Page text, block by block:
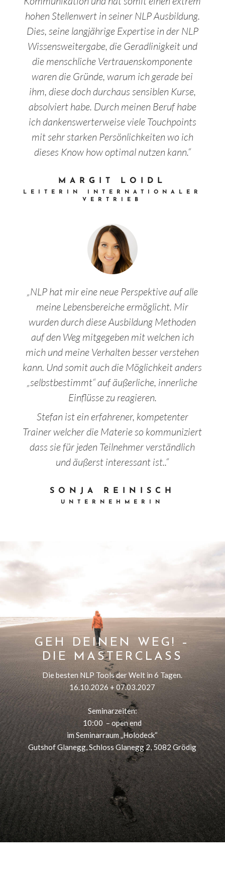
hohen Stellenwert in seiner NLP Ausbildung.
Dies, seine langjährige Expertise in der NLP
Wissensweitergabe, die Geradlinigkeit und
die menschliche Vertrauenskomponente
waren die Gründe, warum ich gerade bei
ihm, diese doch durchaus sensiblen Kurse,
absolviert habe. Durch meinen Beruf habe
ich dankenswerterweise viele Touchpoints
mit sehr starken Persönlichkeiten wo ich
dieses Know how optimal nutzen kann.“
MARGIT LOIDL
LEITERIN INTERNATIONALER
VERTRIEB
„NLP hat mir eine neue Perspektive auf alle
meine Lebensbereiche ermöglicht. Mir
wurden durch diese Ausbildung Methoden
auf den Weg mitgegeben mit welchen ich
mich und meine Verhalten besser verstehen
kann. Und somit auch die Möglichkeit anders
„selbstbestimmt“ auf äußerliche, innerliche
Einflüsse zu reagieren.
Stefan ist ein erfahrener, kompetenter
Trainer welcher die Materie so kommuniziert
dass sie für jeden Teilnehmer verständlich
und äußerst interessant ist..“
SONJA REINISCH
UNTERNEHMERIN
GEH DEINEN WEG! –
DIE MASTERCLASS
Die besten NLP Tools der Welt in 6 Tagen.
16.10.2026 + 07.03.2027
Seminarzeiten:
10:00 – open end
im Seminarraum „Holodeck“
Gutshof Glanegg, Schloss Glanegg 2, 5082 Grödig